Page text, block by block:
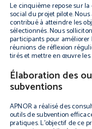
Le cinquième repose sur la
social du projet pilote.
contribué à atteindre les
sélectionnés. Nous
participants pour
réunions de réflexion
tirés et mettre en œuvre
Élaboration des
subventions
APNOR a réalisé des
outils de subvention
pratiques. L’objectif de ce